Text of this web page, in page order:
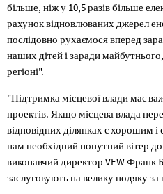
більше, ніж у 10,5 разів більше
рахунок відновлюваних джерел
послідовно рухаємося вперед
наших дітей і заради
регіоні".
"Підтримка місцевої влади має
проектів. Якщо місцева влада
відповідних ділянках є хорошим
нам необхідний попутний вітер
виконавчий директор VEW Франк
заслуговують на велику подяку за